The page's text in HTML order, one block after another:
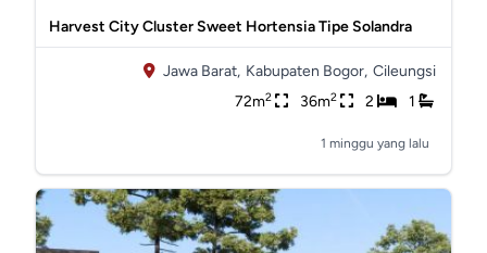
Harvest City Cluster Sweet Hortensia Tipe Solandra
Jawa Barat, Kabupaten Bogor, Cileungsi
72m2 36m2 2 1
1 minggu yang lalu